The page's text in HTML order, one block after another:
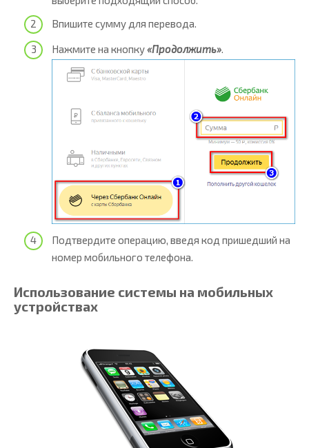
Впишите сумму для перевода.
Нажмите на кнопку«Продолжить».
Подтвердите операцию, введя код пришедший на
номер мобильного телефона.
Использование системы на мобильных
устройствах